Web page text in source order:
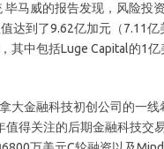
马威的报告发现，风险投
达到了9.62亿加元（7.11
其中包括Luge Capital的1
大金融科技初创公司的一线
得关注的后期金融科技交